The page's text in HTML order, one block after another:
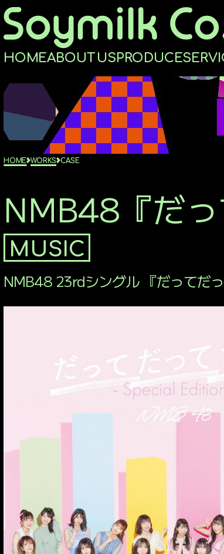
HOMEABOUT USPRODUCESERVI
HOME
ABOUTUS
PRODUCE
MUSIC PRODUCE
STAGE PRODUCE
OVERSEAS
MOVIE PRODUCE
BRANDING
WEBSITE
SERVICE
WORKS
NEWS
HOME WORKS CASE
NMB48『だっ
MUSIC
NMB48 23rdシングル 『だってだ